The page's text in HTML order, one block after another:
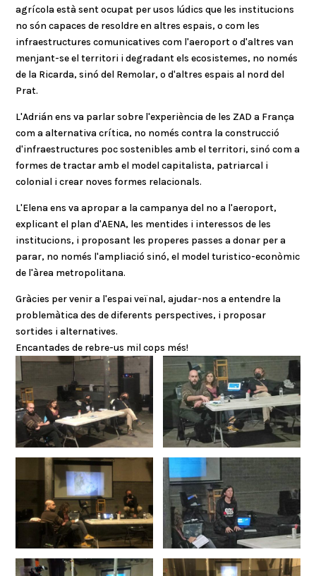
agrícola està sent ocupat per usos lúdics que les institucions
no són capaces de resoldre en altres espais, o com les
infraestructures comunicatives com l'aeroport o d'altres van
menjant-se el territori i degradant els ecosistemes, no només
de la Ricarda, sinó del Remolar, o d'altres espais al nord del
Prat.
L'Adrián ens va parlar sobre l'experiència de les ZAD a França
com a alternativa crítica, no només contra la construcció
d'infraestructures poc sostenibles amb el territori, sinó com a
formes de tractar amb el model capitalista, patriarcal i
colonial i crear noves formes relacionals.
L'Elena ens va apropar a la campanya del no a l'aeroport,
explicant el plan d'AENA, les mentides i interessos de les
institucions, i proposant les properes passes a donar per a
parar, no només l'ampliació sinó, el model turistico-econòmic
de l'àrea metropolitana.
Gràcies per venir a l'espai veïnal, ajudar-nos a entendre la
problemàtica des de diferents perspectives, i proposar
sortides i alternatives.
Encantades de rebre-us mil cops més!